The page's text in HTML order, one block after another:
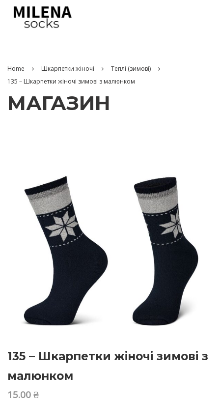
Home Шкарпетки жіночі
Теплі (зимові)
135 – Шкарпетки жіночі зимові з малюнком
МАГАЗИН
135 – Шкарпетки жіночі зимові з
малюнком
15.00 ₴